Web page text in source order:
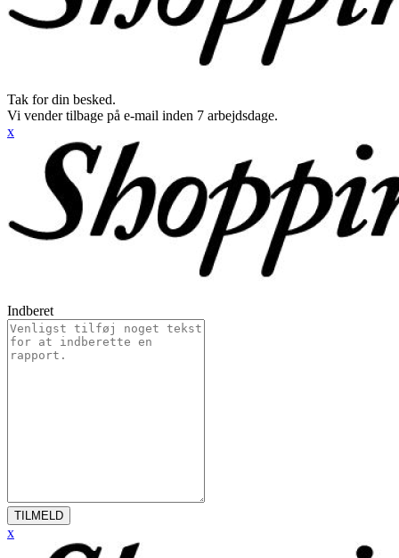
Tak for din besked.
Vi vender tilbage på e-mail inden 7 arbejdsdage.
x
Indberet
TILMELD
x